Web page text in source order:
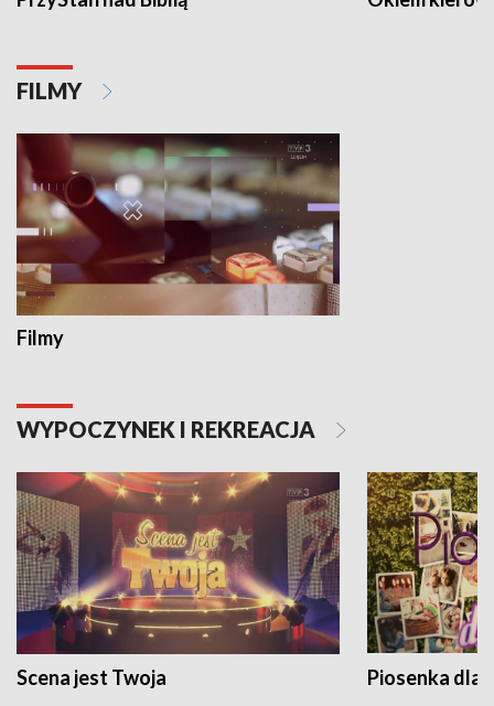
FILMY
Filmy
WYPOCZYNEK I REKREACJA
Scena jest Twoja Piosenka dla